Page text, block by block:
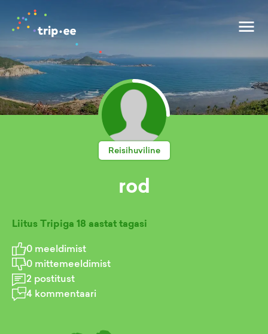
Reisihuviline
rod
Liitus Tripiga 18 aastat tagasi
0 meeldimist
0 mittemeeldimist
2 postitust
4 kommentaari